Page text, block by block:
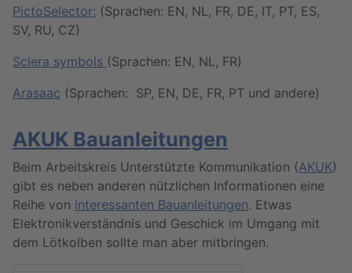
PictoSelector: (Sprachen: EN, NL, FR, DE, IT, PT, ES,
SV, RU, CZ)
Sclera symbols (Sprachen: EN, NL, FR)
Arasaac (Sprachen: SP, EN, DE, FR, PT und andere)
AKUK Bauanleitungen
Beim Arbeitskreis Unterstützte Kommunikation (AKUK)
gibt es neben anderen nützlichen Informationen eine
Reihe von interessanten Bauanleitungen. Etwas
Elektronikverständnis und Geschick im Umgang mit
dem Lötkolben sollte man aber mitbringen.